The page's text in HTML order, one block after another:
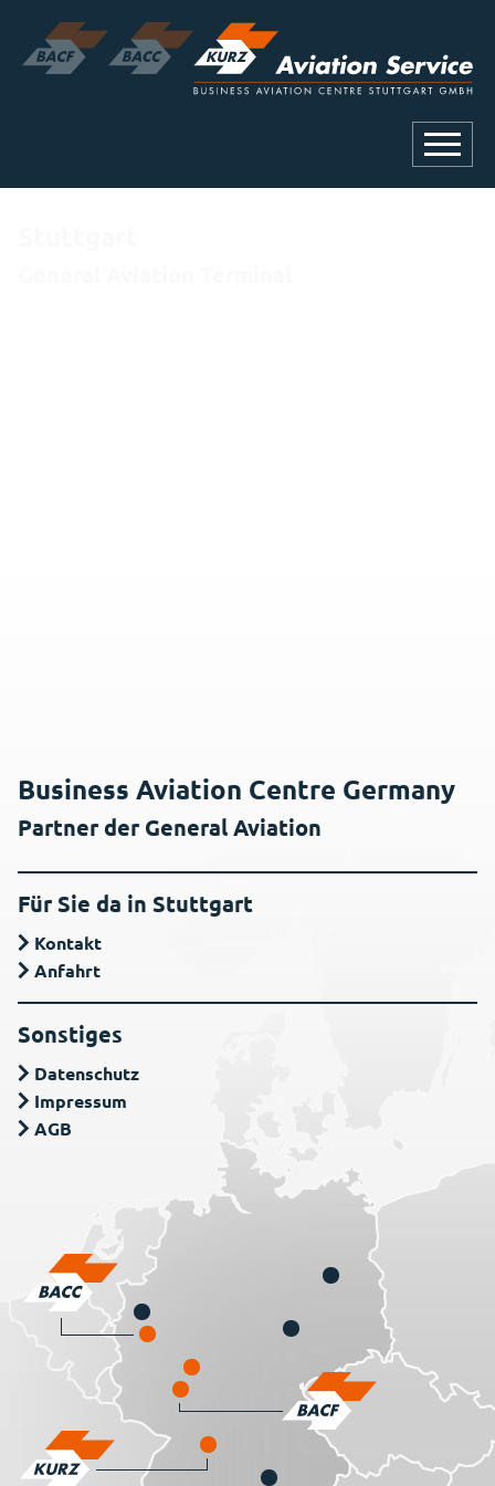
Business Aviation Centre Germany
Partner der General Aviation
Für Sie da in Stuttgart
Kontakt
Anfahrt
Sonstiges
Datenschutz
Impressum
AGB